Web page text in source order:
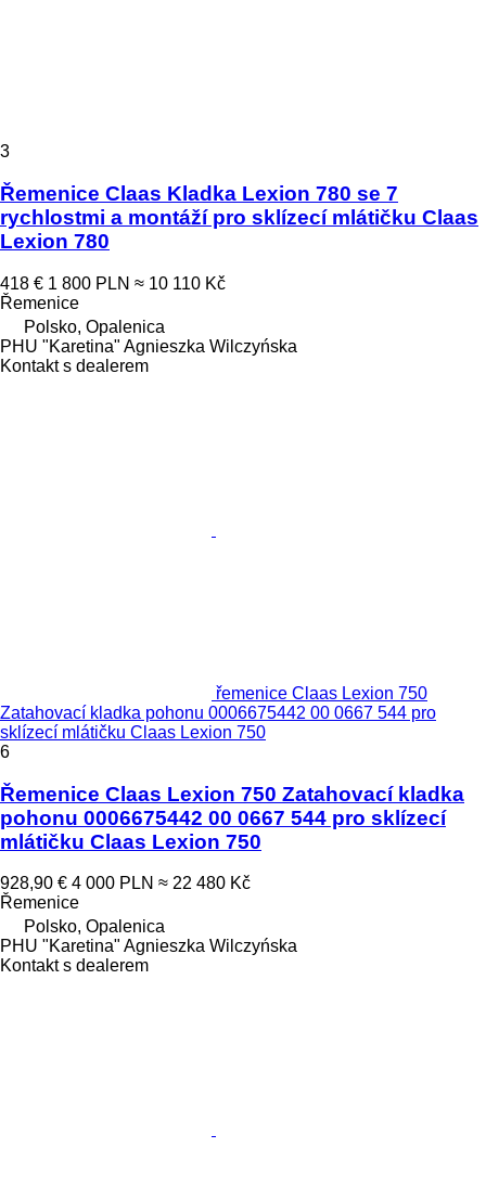
3
Řemenice Claas Kladka Lexion 780 se 7
rychlostmi a montáží pro sklízecí mlátičku Claas
Lexion 780
418 € 1 800 PLN ≈ 10 110 Kč
Řemenice
Polsko, Opalenica
PHU "Karetina" Agnieszka Wilczyńska
Kontakt s dealerem
řemenice Claas Lexion 750
Zatahovací kladka pohonu 0006675442 00 0667 544 pro
sklízecí mlátičku Claas Lexion 750
6
Řemenice Claas Lexion 750 Zatahovací kladka
pohonu 0006675442 00 0667 544 pro sklízecí
mlátičku Claas Lexion 750
928,90 € 4 000 PLN ≈ 22 480 Kč
Řemenice
Polsko, Opalenica
PHU "Karetina" Agnieszka Wilczyńska
Kontakt s dealerem